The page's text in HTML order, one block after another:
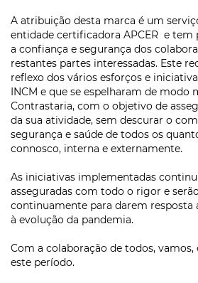
A atribuição desta marca é um
entidade certificadora APCER e
a confiança e segurança dos
restantes partes interessadas. Este
reflexo dos vários esforços e
INCM e que se espelharam de modo
Contrastaria, com o objetivo de
da sua atividade, sem descurar o
segurança e saúde de todos os
connosco, interna e externamente.
As iniciativas implementadas
asseguradas com todo o rigor e
continuamente para darem resposta
à evolução da pandemia.
Com a colaboração de todos,
este período.